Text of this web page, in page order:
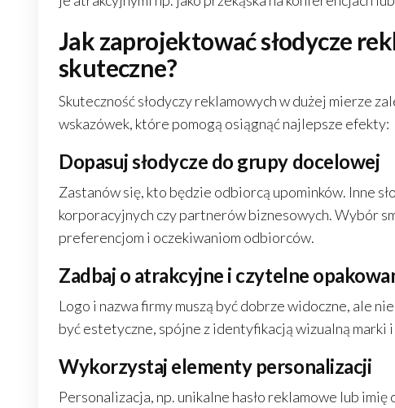
Jak zaprojektować słodycze
skuteczne?
Skuteczność słodyczy reklamowych w dużej mierze
wskazówek, które pomogą osiągnąć najlepsze efekty:
Dopasuj słodycze do grupy docelowej
Zastanów się, kto będzie odbiorcą upominków. Inne
korporacyjnych czy partnerów biznesowych. Wybór
preferencjom i oczekiwaniom odbiorców.
Zadbaj o atrakcyjne i czytelne
Logo i nazwa firmy muszą być dobrze widoczne, ale
być estetyczne, spójne z identyfikacją wizualną marki
Wykorzystaj elementy personalizacji
Personalizacja, np. unikalne hasło reklamowe lub